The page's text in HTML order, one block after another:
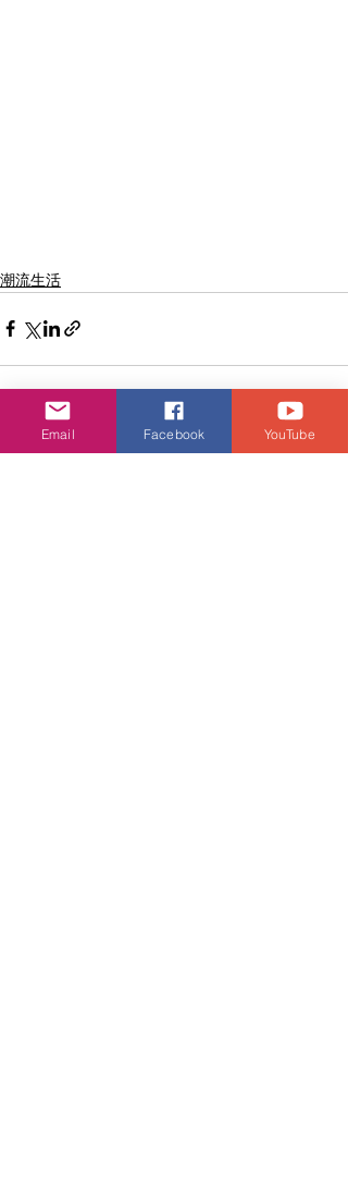
潮流生活
相關文章 查看全部
Email Facebook YouTube